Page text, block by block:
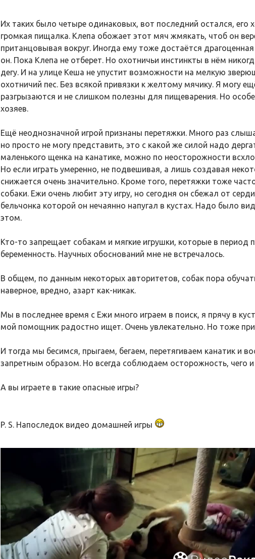
Их таких было четыре одинаковых, вот последний остался, его
громкая пищалка. Клепа обожает этот мяч жмякать, чтоб он
пританцовывая вокруг. Иногда ему тоже достаётся
он. Пока Клепа не отберет. Но охотничьи инстинкты в нём
дегу. И на улице Кеша не упустит возможности на мелкую
охотничий пес. Без всякой привязки к желтому мячику. Я могу
разгрызаются и не слишком полезны для пищеварения. Но
хозяев.
Ещё неоднозначной игрой признаны перетяжки. Много раз
но просто не могу представить, это с какой же силой надо
маленького щенка на канатике, можно по неосторожности
Но если играть умеренно, не подвешивая, а лишь создавая
снижается очень значительно. Кроме того, перетяжки тоже
собаки. Ежи очень любит эту игру, но сегодня он сбежал от
бельчонка которой он нечаянно напугал в кустах. Надо было
этом.
Кто-то запрещает собакам и мягкие игрушки, которые в
беременность. Научных обоснований мне не встречалось.
В общем, по данным некоторых авторитетов, собак пора
наверное, вредно, азарт как-никак.
Мы в последнее время с Ежи много играем в поиск, я прячу в
мой помощник радостно ищет. Очень увлекательно. Но тоже
И тогда мы бесимся, прыгаем, бегаем, перетягиваем канатик и
запретным образом. Но всегда соблюдаем осторожность, чего
А вы играете в такие опасные игры?
P. S. Напоследок видео домашней игры